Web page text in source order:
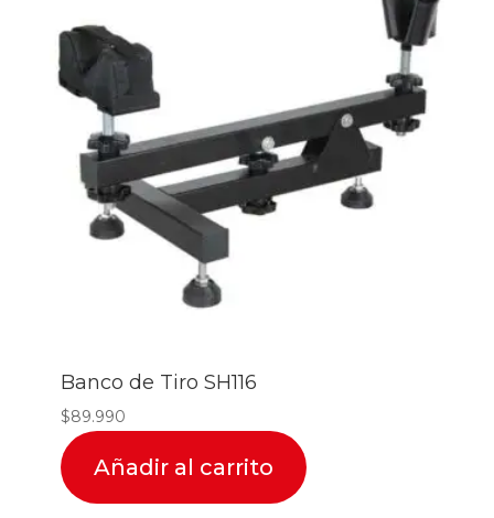
Banco de Tiro SH116
$89.990
Añadir al carrito